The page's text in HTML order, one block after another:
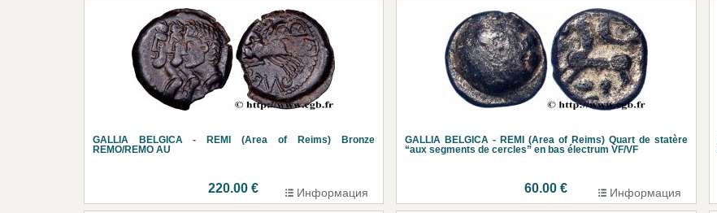
GALLIA BELGICA - REMI (Area of Reims) Bronze
REMO/REMO AU
220.00 € Информация
GALLIA BELGICA - REMI (Area of Reims) Quart de statère
“aux segments de cercles” en bas électrum VF/VF
60.00 € Информация